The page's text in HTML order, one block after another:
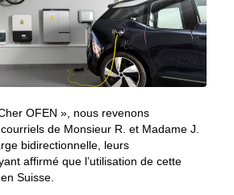
OFEN », nous revenons
de Monsieur R. et Madame J.
bidirectionnelle, leurs
affirmé que l’utilisation de cette
Suisse.